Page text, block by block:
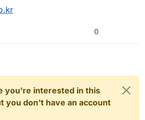
0
you're interested in this
you don't have an account